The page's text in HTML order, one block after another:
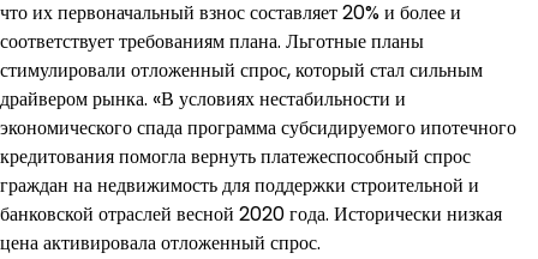
что их первоначальный взнос составляет 20% и более и
соответствует требованиям плана. Льготные планы
стимулировали отложенный спрос, который стал сильным
драйвером рынка. «В условиях нестабильности и
экономического спада программа субсидируемого ипотечного
кредитования помогла вернуть платежеспособный спрос
граждан на недвижимость для поддержки строительной и
банковской отраслей весной 2020 года. Исторически низкая
цена активировала отложенный спрос.